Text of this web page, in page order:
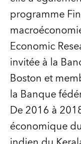
programme
Economic
invitée à la
Boston et
la Banque
De 2016 à
économique